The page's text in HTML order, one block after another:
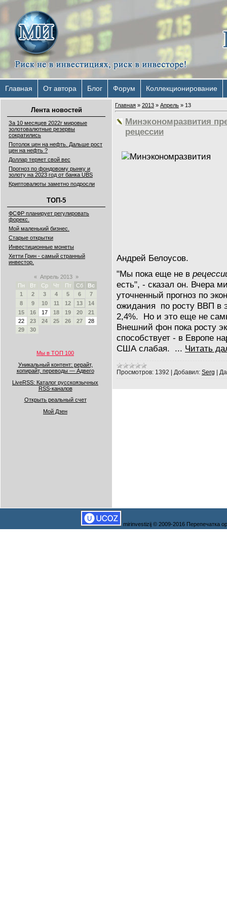
Главная От автора Блог Форум Коллекционирование
Лента новостей
За 10 месяцев 2022г мировые
золотовалютные резервы
сократились
Потолок цен на нефть. Дальше рост
цен на нефть ?
Доллар теряет свой вес
Прогноз по фондовому рынку и
золоту на 2023 год от банка UBS
Криптовалюты заметно подросли
ТОП-5
ФСФР планирует регулировать
форекс.
Мой маленький бизнес.
Старые открытки
Инвестиционные монеты
Хетти Грин - самый странный
инвестор.
« Апрель 2013 »
Пн
Вт Ср Чт Пт Сб
Вс
1
2 3 4 5 6
7
8
9 10 11 12 13
14
15
16 17 18 19 20
21
22
23 24 25 26 27
28
29
30
Мы в ТОП 100
Уникальный контент: рерайт,
копирайт, переводы — Адвего
LiveRSS: Каталог русскоязычных
RSS-каналов
Открыть реальный счет
Мой Дзен
Главная » 2013 » Апрель » 13
Минэкономразвития
рецессии
Андрей Белоусов.
"Мы пока еще не в
есть", - сказал он. Вчера
уточненный прогноз по
ожидания по росту ВВП в
2,4%. Но и это еще не
Внешний фон пока росту
способствует - в Европе
США слабая. ... Читать
Просмотров: 1392 Добавил: Serg
mirinvestizij © 2009-2016 Перепечатка